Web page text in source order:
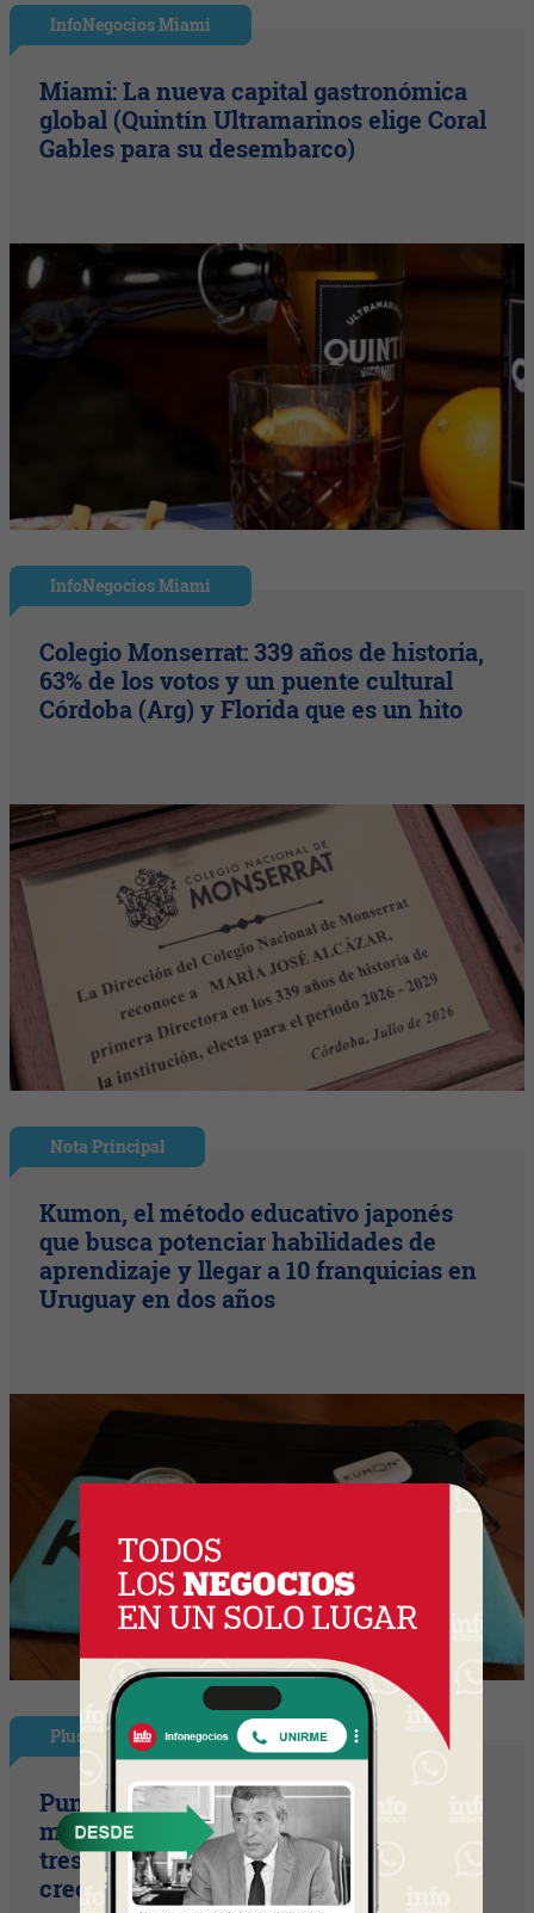
InfoNegocios Miami
Miami: La nueva capital gastronómica
global (Quintín Ultramarinos elige Coral
Gables para su desembarco)
InfoNegocios Miami
Colegio Monserrat: 339 años de historia,
63% de los votos y un puente cultural
Córdoba (Arg) y Florida que es un hito
Nota Principal
Kumon, el método educativo japonés
que busca potenciar habilidades de
aprendizaje y llegar a 10 franquicias en
Uruguay en dos años
Plus
Punto Sano acelera a tres cifras (la
marca duplicó sus ventas y ya prepara
tres lanzamientos para seguir
creciendo)